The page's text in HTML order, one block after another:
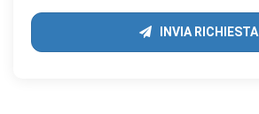
INVIA RICHIESTA